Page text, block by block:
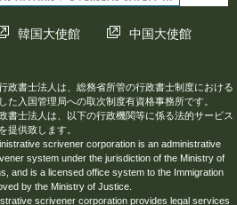
韓国大使館 中国大使館
政書士法人は、総務省所管の行政書士制度における
た入国管理局への取次制度有資格事務所です。
書士法人は、以下の行政機関等に係る法的サービス
を提供致します。
scrivener corporation is an administrative
system under the jurisdiction of the Ministry of
and is a licensed office system to the Immigration
by the Ministry of Justice.
scrivener corporation provides legal services